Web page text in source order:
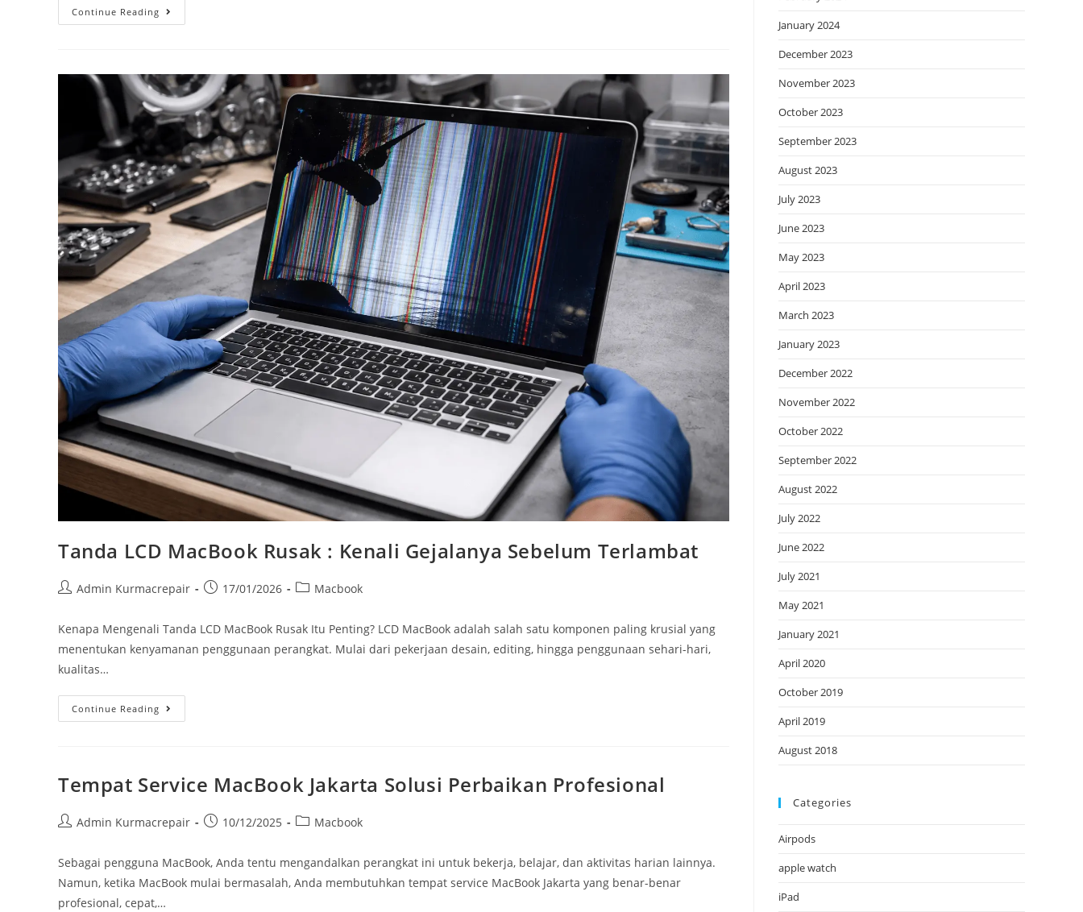
Continue Reading
Tanda LCD MacBook Rusak : Kenali Gejalanya Sebelum Terlambat
Admin Kurmacrepair 17/01/2026 Macbook
Kenapa Mengenali Tanda LCD MacBook Rusak Itu Penting? LCD MacBook adalah salah satu komponen paling krusial yang
menentukan kenyamanan penggunaan perangkat. Mulai dari pekerjaan desain, editing, hingga penggunaan sehari-hari,
kualitas…
Continue Reading
Tempat Service MacBook Jakarta Solusi Perbaikan Profesional
Admin Kurmacrepair 10/12/2025 Macbook
Sebagai pengguna MacBook, Anda tentu mengandalkan perangkat ini untuk bekerja, belajar, dan aktivitas harian lainnya.
Namun, ketika MacBook mulai bermasalah, Anda membutuhkan tempat service MacBook Jakarta yang benar-benar
profesional, cepat,…
January 2024
December 2023
November 2023
October 2023
September 2023
August 2023
July 2023
June 2023
May 2023
April 2023
March 2023
January 2023
December 2022
November 2022
October 2022
September 2022
August 2022
July 2022
June 2022
July 2021
May 2021
January 2021
April 2020
October 2019
April 2019
August 2018
Categories
Airpods
apple watch
iPad